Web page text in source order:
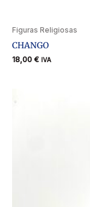
Figuras Religiosas
CHANGO
18,00 € IVA